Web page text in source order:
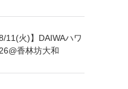
！
11(火)】DAIWAハワ
香林坊大和